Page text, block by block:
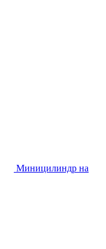
Миницилиндр на